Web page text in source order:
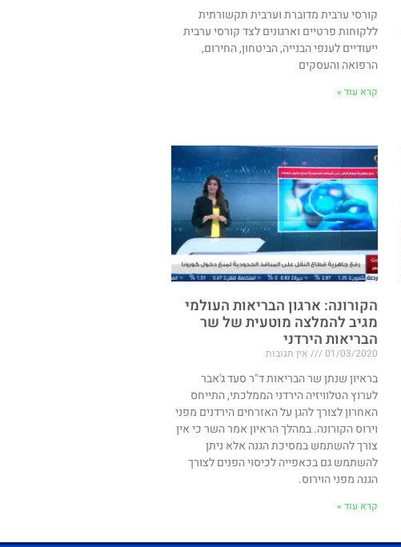
קורסי ערבית מדוברת וערבית תקשורתית
ללקוחות פרטיים וארגונים לצד קורסי ערבית
ייעודיים לענפי הבנייה, הביטחון, החירום,
הרפואה והעסקים
קרא עוד »
הקורונה: ארגון הבריאות העולמי
מגיב להמלצה מוטעית של שר
הבריאות הירדני
01/03/2020 אין תגובות
בראיון שנתן שר הבריאות ד"ר סעד ג'אבר
לערוץ הטלוויזיה הירדני הממלכתי, התייחס
האחרון לצורך להגן על האזרחים הירדנים מפני
וירוס הקורונה. במהלך הראיון אמר השר כי אין
צורך להשתמש במסיכת הגנה אלא ניתן
להשתמש גם בכאפייה לכיסוי הפנים לצורך
הגנה מפני הוירוס.
קרא עוד »